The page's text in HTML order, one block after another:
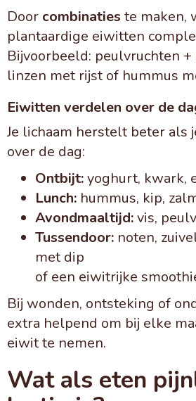
Door combinaties te maken,
plantaardige eiwitten
Bijvoorbeeld: peulvruchten +
linzen met rijst of hummus
Eiwitten verdelen over de
Je lichaam herstelt beter als
over de dag:
Ontbijt:yoghurt, kwark,
Lunch: hummus, kip,
Avondmaaltijd:vis,
Tussendoor: noten,
met dip
of een eiwitrijke
Bij wonden, ontsteking of
extra helpend om bij elke
eiwit te nemen.
Wat als eten